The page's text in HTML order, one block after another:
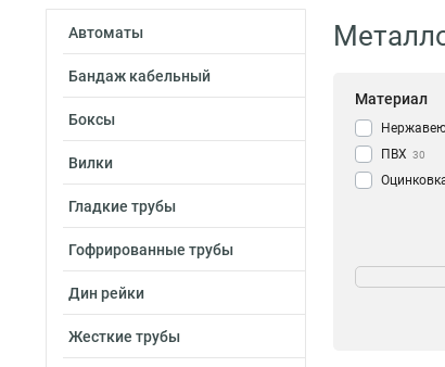
Автоматы
Бандаж кабельный
Боксы
Вилки
Гладкие трубы
Гофрированные трубы
Дин рейки
Жесткие трубы
Материал
ПВХ 30
8 1